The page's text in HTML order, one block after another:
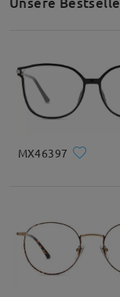
unter
MX46397